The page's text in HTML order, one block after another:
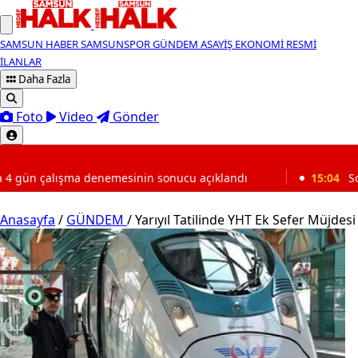
SAMSUN HABERSAMSUNSPORGÜNDEM ASAYİŞ EKONOMİ RESMİ
İLANLAR
Daha Fazla
Foto Video Gönder
sonucu açıklandı 15:04 Sosyal medya yok,
Anasayfa / GÜNDEM /Yarıyıl Tatilinde YHT Ek Sefer Müjdesi